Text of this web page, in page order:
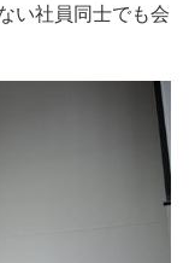
い社員同士でも会